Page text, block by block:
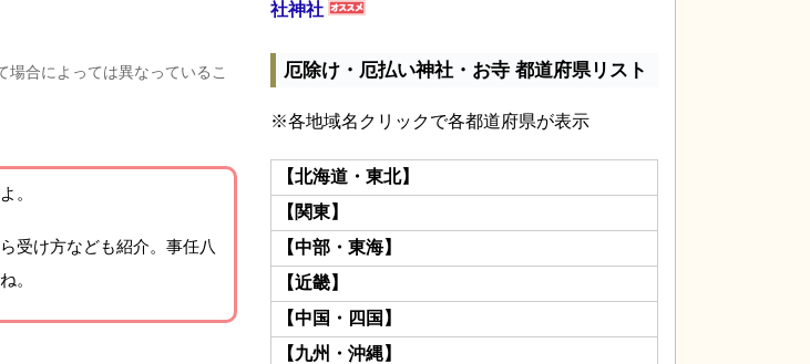
合によっては異なっているこ
。
受け方なども紹介。事任八
。
社神社
厄除け・厄払い神社・お寺 都道府県リスト
※各地域名クリックで各都道府県が表示
【北海道・東北】
【関東】
【中部・東海】
【近畿】
【中国・四国】
【九州・沖縄】